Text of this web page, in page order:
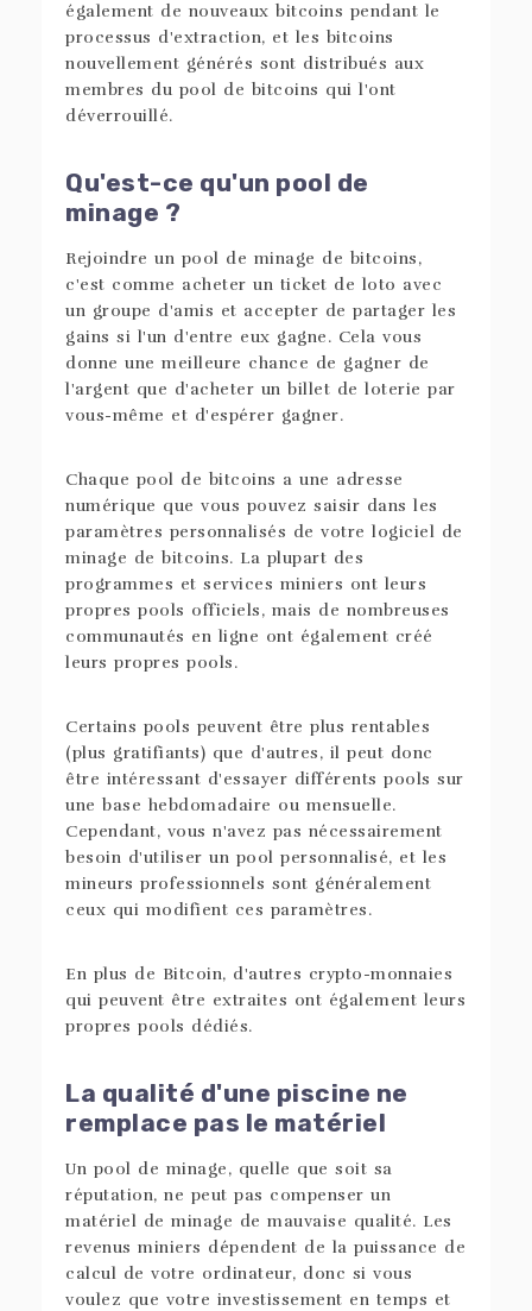
également de nouveaux bitcoins pendant le
processus d'extraction, et les bitcoins
nouvellement générés sont distribués aux
membres du pool de bitcoins qui l'ont
déverrouillé.
Qu'est-ce qu'un pool de
minage ?
Rejoindre un pool de minage de bitcoins,
c'est comme acheter un ticket de loto avec
un groupe d'amis et accepter de partager les
gains si l'un d'entre eux gagne. Cela vous
donne une meilleure chance de gagner de
l'argent que d'acheter un billet de loterie par
vous-même et d'espérer gagner.
Chaque pool de bitcoins a une adresse
numérique que vous pouvez saisir dans les
paramètres personnalisés de votre logiciel de
minage de bitcoins. La plupart des
programmes et services miniers ont leurs
propres pools officiels, mais de nombreuses
communautés en ligne ont également créé
leurs propres pools.
Certains pools peuvent être plus rentables
(plus gratifiants) que d'autres, il peut donc
être intéressant d'essayer différents pools sur
une base hebdomadaire ou mensuelle.
Cependant, vous n'avez pas nécessairement
besoin d'utiliser un pool personnalisé, et les
mineurs professionnels sont généralement
ceux qui modifient ces paramètres.
En plus de Bitcoin, d'autres crypto-monnaies
qui peuvent être extraites ont également leurs
propres pools dédiés.
La qualité d'une piscine ne
remplace pas le matériel
Un pool de minage, quelle que soit sa
réputation, ne peut pas compenser un
matériel de minage de mauvaise qualité. Les
revenus miniers dépendent de la puissance de
calcul de votre ordinateur, donc si vous
voulez que votre investissement en temps et